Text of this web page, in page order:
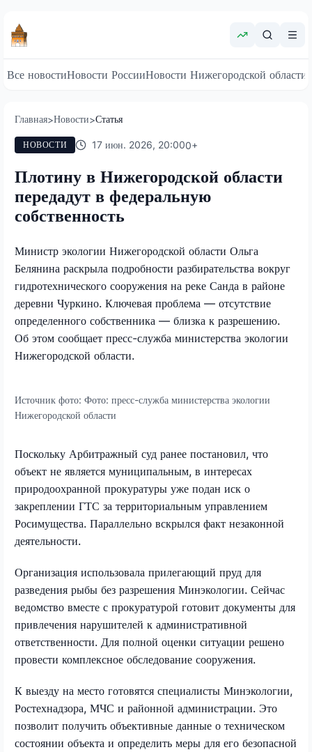
Все новостиНовости РоссииНовости Нижегородской области
Главная>Новости>Статья
НОВОСТИ 17 июн. 2026, 20:000+
Плотину в Нижегородской области
передадут в федеральную
собственность
Министр экологии Нижегородской области Ольга
Белянина раскрыла подробности разбирательства вокруг
гидротехнического сооружения на реке Санда в районе
деревни Чуркино. Ключевая проблема — отсутствие
определенного собственника — близка к разрешению.
Об этом сообщает пресс-служба министерства экологии
Нижегородской области.
Источник фото: Фото: пресс-служба министерства экологии
Нижегородской области
Поскольку Арбитражный суд ранее постановил, что
объект не является муниципальным, в интересах
природоохранной прокуратуры уже подан иск о
закреплении ГТС за территориальным управлением
Росимущества. Параллельно вскрылся факт незаконной
деятельности.
Организация использовала прилегающий пруд для
разведения рыбы без разрешения Минэкологии. Сейчас
ведомство вместе с прокуратурой готовит документы для
привлечения нарушителей к административной
ответственности. Для полной оценки ситуации решено
провести комплексное обследование сооружения.
К выезду на место готовятся специалисты Минэкологии,
Ростехнадзора, МЧС и районной администрации. Это
позволит получить объективные данные о техническом
состоянии объекта и определить меры для его безопасной